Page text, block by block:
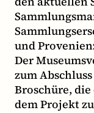
und
Der
zum
Broschüre,
dem Projekt